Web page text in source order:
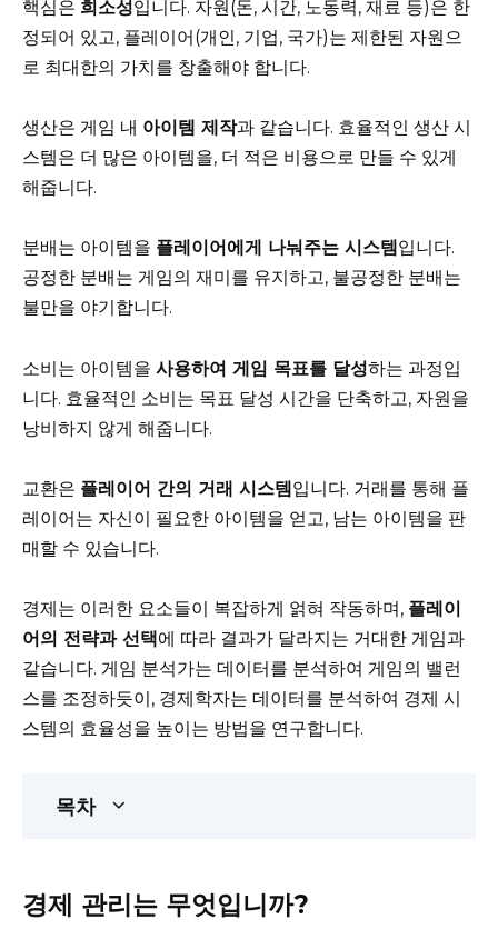
핵심은 희소성입니다. 자원(돈, 시간, 노동력, 재료 등)은 한
정되어 있고, 플레이어(개인, 기업, 국가)는 제한된 자원으
로 최대한의 가치를 창출해야 합니다.
생산은 게임 내 아이템 제작과 같습니다. 효율적인 생산 시
스템은 더 많은 아이템을, 더 적은 비용으로 만들 수 있게
해줍니다.
분배는 아이템을 플레이어에게 나눠주는 시스템 입니다.
공정한 분배는 게임의 재미를 유지하고, 불공정한 분배는
불만을 야기합니다.
소비는 아이템을 사용하여 게임 목표를 달성하는 과정입
니다. 효율적인 소비는 목표 달성 시간을 단축하고, 자원을
낭비하지 않게 해줍니다.
교환은 플레이어 간의 거래 시스템입니다. 거래를 통해 플
레이어는 자신이 필요한 아이템을 얻고, 남는 아이템을 판
매할 수 있습니다.
경제는 이러한 요소들이 복잡하게 얽혀 작동하며, 플레이
어의 전략과 선택에 따라 결과가 달라지는 거대한 게임과
같습니다. 게임 분석가는 데이터를 분석하여 게임의 밸런
스를 조정하듯이, 경제학자는 데이터를 분석하여 경제 시
스템의 효율성을 높이는 방법을 연구합니다.
목차
경제 관리는 무엇입니까?